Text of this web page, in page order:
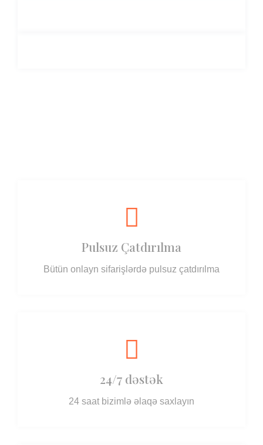
Pulsuz Çatdırılma
Bütün onlayn sifarişlərdə pulsuz çatdırılma
24/7 dəstək
24 saat bizimlə əlaqə saxlayın